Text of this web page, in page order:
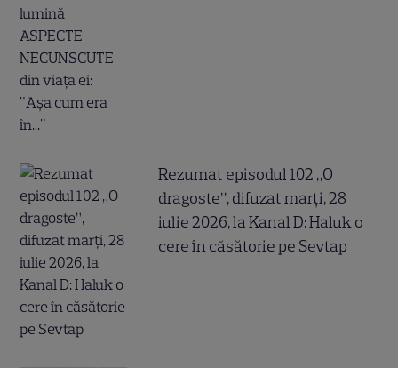
Rezumat episodul 102 „O
dragoste”, difuzat marți, 28
iulie 2026, la Kanal D: Haluk o
cere în căsătorie pe Sevtap